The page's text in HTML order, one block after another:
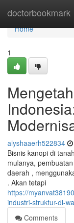
doctorbookmark
Home
Home
1
alyshaaerh522834
Bisnis kanopi di
mulanya,
daerah ,
. Akan tetapi
https://
industri-struktur-di-
Comments